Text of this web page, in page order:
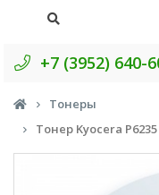
+7 (3952) 640-
Тонеры
Тонер Kyocera